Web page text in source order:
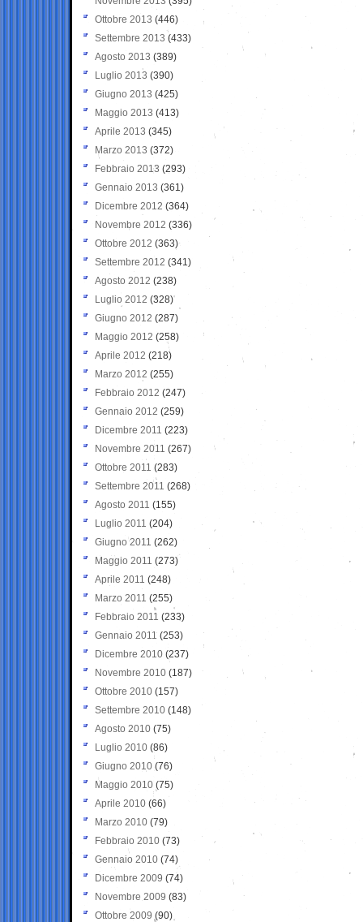
Ottobre 2013 (446)
Settembre 2013 (433)
Agosto 2013 (389)
Luglio 2013 (390)
Giugno 2013 (425)
Maggio 2013 (413)
Aprile 2013 (345)
Marzo 2013 (372)
Febbraio 2013 (293)
Gennaio 2013 (361)
Dicembre 2012 (364)
Novembre 2012 (336)
Ottobre 2012 (363)
Settembre 2012 (341)
Agosto 2012 (238)
Luglio 2012 (328)
Giugno 2012 (287)
Maggio 2012 (258)
Aprile 2012 (218)
Marzo 2012 (255)
Febbraio 2012 (247)
Gennaio 2012 (259)
Dicembre 2011 (223)
Novembre 2011 (267)
Ottobre 2011 (283)
Settembre 2011 (268)
Agosto 2011 (155)
Luglio 2011 (204)
Giugno 2011 (262)
Maggio 2011 (273)
Aprile 2011 (248)
Marzo 2011 (255)
Febbraio 2011 (233)
Gennaio 2011 (253)
Dicembre 2010 (237)
Novembre 2010 (187)
Ottobre 2010 (157)
Settembre 2010 (148)
Agosto 2010 (75)
Luglio 2010 (86)
Giugno 2010 (76)
Maggio 2010 (75)
Aprile 2010 (66)
Marzo 2010 (79)
Febbraio 2010 (73)
Gennaio 2010 (74)
Dicembre 2009 (74)
Novembre 2009 (83)
Ottobre 2009 (90)